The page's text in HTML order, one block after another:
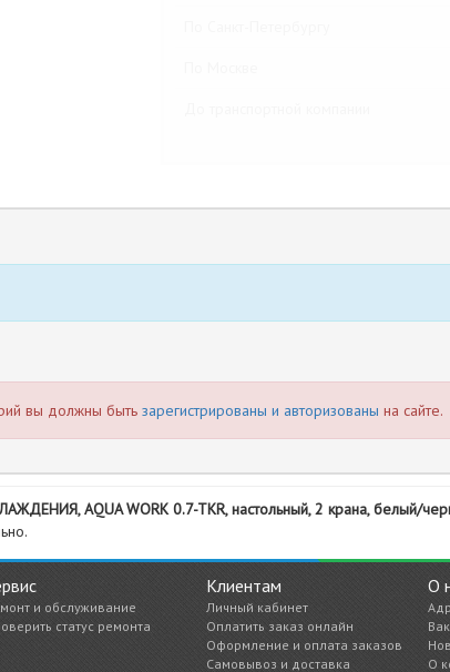
вы должны быть зарегистрированы и авторизованы на сайте.
AQUA WORK 0.7-TKR, настольный, 2 крана, белый/
и обслуживание
статус ремонта
Клиентам
Личный кабинет
Оплатить заказ онлайн
Оформление и оплата заказов
Самовывоз и доставка
О
О